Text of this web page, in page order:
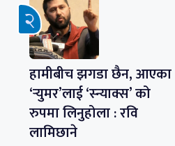
हामीबीच झगडा छैन, आएका
‘र्‍युमर’लाई ‘स्न्याक्स’ को
रुपमा लिनुहोला : रवि
लामिछाने